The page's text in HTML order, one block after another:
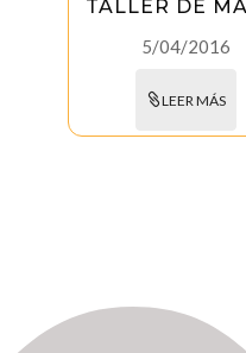
TALLER DE
5/04/2016
LEER MÁS